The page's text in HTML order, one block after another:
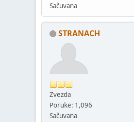
Sačuvana
STRANACH
Zvezda
Poruke: 1,096
Sačuvana